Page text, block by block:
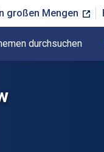
großen Mengen
durchsuchen